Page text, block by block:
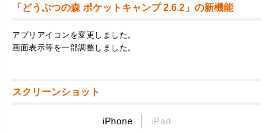
「どうぶつの森 ポケットキャンプ 2.6.2」の新機能
アプリアイコンを変更しました。
画面表示等を一部調整しました。
スクリーンショット
iPhone iPad